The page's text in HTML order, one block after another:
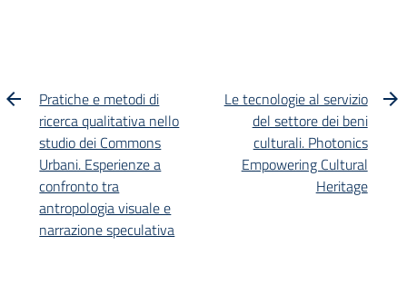
Pratiche e metodi di
ricerca qualitativa nello
studio dei Commons
Urbani. Esperienze a
confronto tra
antropologia visuale e
narrazione speculativa
Le tecnologie al servizio
del settore dei beni
culturali. Photonics
Empowering Cultural
Heritage